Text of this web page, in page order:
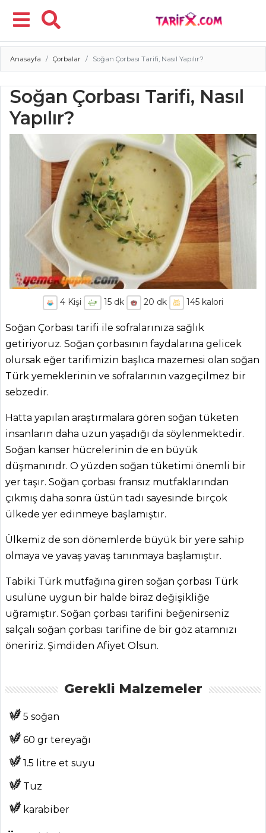
Menü
ANASAYFA
BLOG
Medya
Haber
ŞEFİN TARİFLERİ
MENÜLER
Tüm
Anasayfa Çorbalar Soğan Çorbası Tarifi, Nasıl Yapılır?
Soğan Çorbası Tarifi, Nasıl
Yapılır?
4 Kişi 15dk 20 dk 145kalori
Soğan Çorbası tarifi ile sofralarınıza sağlık
getiriyoruz. Soğan çorbasının faydalarına gelicek
olursak eğer tarifimizin başlıca mazemesi olan soğan
Türk yemeklerinin ve sofralarının vazgeçilmez bir
sebzedir.
Hatta yapılan araştırmalara gören soğan tüketen
insanların daha uzun yaşadığı da söylenmektedir.
Soğan kanser hücrelerinin de en büyük
düşmanırıdr. O yüzden soğan tüketimi önemli bir
yer taşır. Soğan çorbası fransız mutfaklarından
çıkmış daha sonra üstün tadı sayesinde birçok
ülkede yer edinmeye başlamıştır.
Ülkemiz de son dönemlerde büyük bir yere sahip
olmaya ve yavaş yavaş tanınmaya başlamıştır.
Tabiki Türk mutfağına giren soğan çorbası Türk
usulüne uygun bir halde biraz değişikliğe
uğramıştır. Soğan çorbası tarifini beğenirseniz
salçalı soğan çorbası tarifine de bir göz atamnızı
öneririz. Şimdiden Afiyet Olsun.
Gerekli Malzemeler
5 soğan
60 gr tereyağı
1.5 litre et suyu
Tuz
karabiber